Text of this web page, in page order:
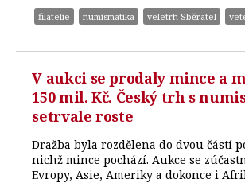
filatelie numismatika veletrh Sběratel
V aukci se prodaly mince a
150 mil. Kč. Český trh s
setrvale roste
Dražba byla rozdělena do dvou částí
nichž mince pochází. Aukce se
Evropy, Asie, Ameriky a dokonce i